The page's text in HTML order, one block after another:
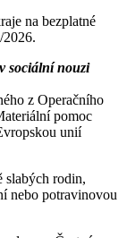
na bezplatné
sociální nouzi
z Operačního
pomoc
unií
slabých rodin,
nebo potravinovou